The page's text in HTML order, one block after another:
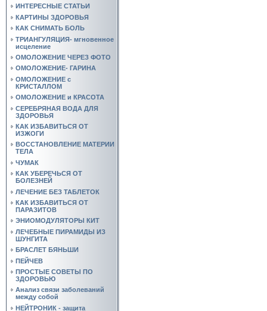
ИНТЕРЕСНЫЕ СТАТЬИ
КАРТИНЫ ЗДОРОВЬЯ
КАК СНИМАТЬ БОЛЬ
ТРИАНГУЛЯЦИЯ- мгновенное
исцеление
ОМОЛОЖЕНИЕ ЧЕРЕЗ ФОТО
ОМОЛОЖЕНИЕ- ГАРИНА
ОМОЛОЖЕНИЕ с
КРИСТАЛЛОМ
ОМОЛОЖЕНИЕ и КРАСОТА
СЕРЕБРЯНАЯ ВОДА ДЛЯ
ЗДОРОВЬЯ
КАК ИЗБАВИТЬСЯ ОТ
ИЗЖОГИ
ВОССТАНОВЛЕНИЕ МАТЕРИИ
ТЕЛА
ЧУМАК
КАК УБЕРЕЧЬСЯ ОТ
БОЛЕЗНЕЙ
ЛЕЧЕНИЕ БЕЗ ТАБЛЕТОК
КАК ИЗБАВИТЬСЯ ОТ
ПАРАЗИТОВ
ЭНИОМОДУЛЯТОРЫ КИТ
ЛЕЧЕБНЫЕ ПИРАМИДЫ ИЗ
ШУНГИТА
БРАСЛЕТ БЯНЬШИ
ПЕЙЧЕВ
ПРОСТЫЕ СОВЕТЫ ПО
ЗДОРОВЬЮ
Анализ связи заболеваний
между собой
НЕЙТРОНИК - защита